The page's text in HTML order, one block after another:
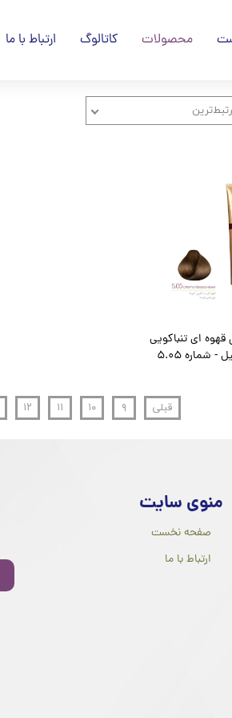
محصولات کاتالوگ ارتباط با ما
ای تنباکویی
قبلی ۹ ۱۰ ۱۱ ۱۲
منوی سایت
صفحه نخست
ارتباط با ما